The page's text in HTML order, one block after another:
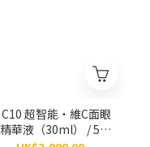
C10 超智能‧維C面眼
華液（30ml） / 5支